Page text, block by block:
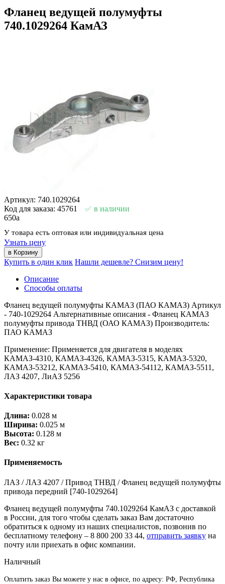
Фланец ведущей полумуфты
740.1029264 КамАЗ
Артикул: 740.1029264
Код для заказа: 45761
в наличии
650a
У товара есть оптовая или индивидуальная цена
Узнать цену
Купить в один клик Нашли дешевле? Снизим цену!
Описание
Способы оплаты
Фланец ведущей полумуфты КАМАЗ (ПАО КАМАЗ) Артикул
- 740-1029264 Альтернативные описания - Фланец КАМАЗ
полумуфты привода ТНВД (ОАО КАМАЗ) Производитель:
ПАО КАМАЗ
Применение: Применяется для двигателя в моделях
КАМАЗ-4310, КАМАЗ-4326, КАМАЗ-5315, КАМАЗ-5320,
КАМАЗ-53212, КАМАЗ-5410, КАМАЗ-54112, КАМАЗ-5511,
ЛАЗ 4207, ЛиАЗ 5256
Характеристики товара
Длина: 0.028 м
Ширина: 0.025 м
Высота: 0.128 м
Вес: 0.32 кг
Применяемость
ЛАЗ / ЛАЗ 4207 / Привод ТНВД / Фланец ведущей полумуфты
привода передний [740-1029264]
Фланец ведущей полумуфты 740.1029264 КамАЗ с доставкой
в России, для того чтобы сделать заказ Вам достаточно
обратиться к одному из наших специалистов, позвонив по
бесплатному телефону – 8 800 200 33 44, отправить заявку на
почту или приехать в офис компании.
Наличный
Оплатить заказ Вы можете у нас в офисе, по адресу: РФ, Республика